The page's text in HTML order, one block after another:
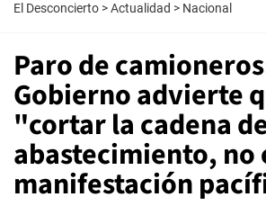
El Desconcierto >Actualidad > Nacional
Paro de
Gobierno advierte
"cortar la cadena
abastecimiento, no
manifestación